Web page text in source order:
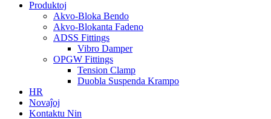
Produktoj
Akvo-Bloka Bendo
Akvo-Blokanta Fadeno
ADSS Fittings
Vibro Damper
OPGW Fittings
Tension Clamp
Duobla Suspenda Krampo
HR
Novaĵoj
Kontaktu Nin